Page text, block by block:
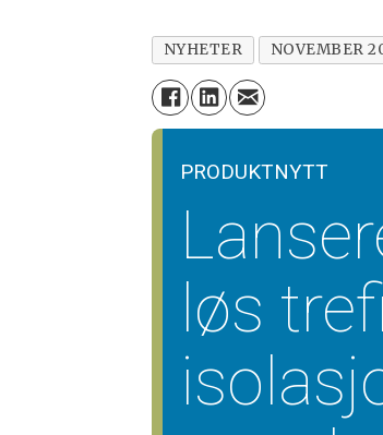
NYHETER NOVEMBER
PRODUKTNYTT
løs